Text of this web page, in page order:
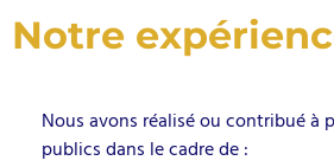
Notre
Nous avons réalisé ou contribué à
publics dans le cadre de :